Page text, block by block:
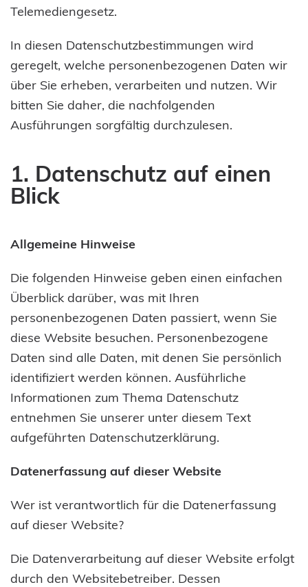
Telemediengesetz.
In diesen Datenschutzbestimmungen wird
geregelt, welche personenbezogenen Daten wir
über Sie erheben, verarbeiten und nutzen. Wir
bitten Sie daher, die nachfolgenden
Ausführungen sorgfältig durchzulesen.
1. Datenschutz auf einen
Blick
Allgemeine Hinweise
Die folgenden Hinweise geben einen einfachen
Überblick darüber, was mit Ihren
personenbezogenen Daten passiert, wenn Sie
diese Website besuchen. Personenbezogene
Daten sind alle Daten, mit denen Sie persönlich
identifiziert werden können. Ausführliche
Informationen zum Thema Datenschutz
entnehmen Sie unserer unter diesem Text
aufgeführten Datenschutzerklärung.
Datenerfassung auf dieser Website
Wer ist verantwortlich für die Datenerfassung
auf dieser Website?
Die Datenverarbeitung auf dieser Website erfolgt
durch den Websitebetreiber. Dessen